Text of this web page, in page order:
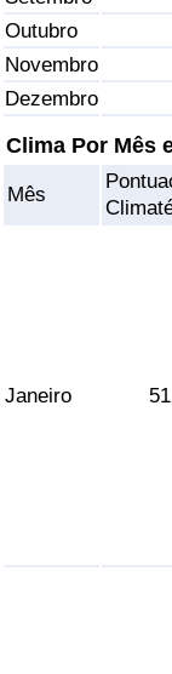
Outubro
Novembro
Dezembro
Clima Por Mês
Mês
Janeiro
Saúde
Indicador de
Indicador de
Indicador de
Indicador de
Indicador de